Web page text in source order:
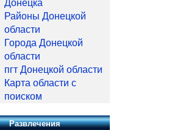
Донецка
Районы Донецкой
области
Города Донецкой
области
пгт Донецкой области
Карта области с
поиском
Развлечения